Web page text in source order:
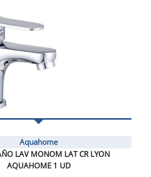
Aquahome
LAV MONOM LAT CR LYON
AQUAHOME 1 UD